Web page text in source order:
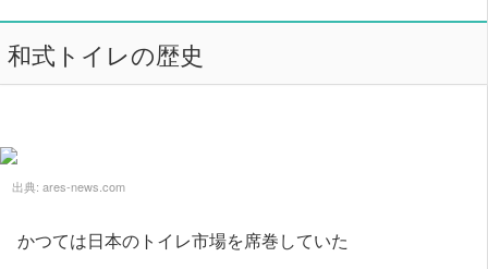
和式トイレの歴史
出典: ares-news.com
かつては日本のトイレ市場を席巻していた